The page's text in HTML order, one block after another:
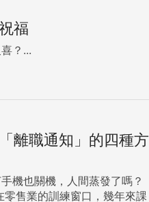
客戶都叫我Lewis，「憲
三種商品，業績每一年都有
待就是七年。人生就是如
、地非利、人非和」的關
職當天辦完手續後，才坐在
班時刻，拉開通訊錄，發了
位客戶、長官、供應商，
代自己要去哪裡，這樣的離
福
？...
離職通知」的四種方
機也關機，人間蒸發了嗎？